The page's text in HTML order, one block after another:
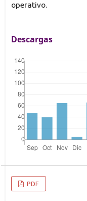
operativo.
Descargas
PDF